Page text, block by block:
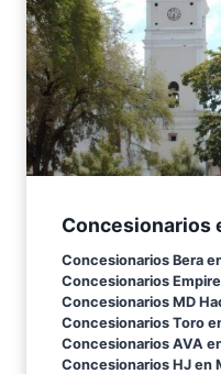
Concesionarios
Concesionarios Bera
Concesionarios
Concesionarios MD
Concesionarios Toro
Concesionarios AVA
Concesionarios HJ en